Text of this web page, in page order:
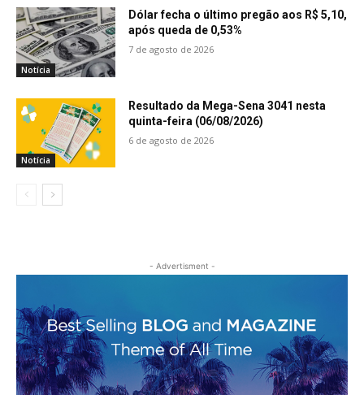
Notícia
Dólar fecha o último pregão aos R$ 5,10,
após queda de 0,53%
7 de agosto de 2026
Notícia
Resultado da Mega-Sena 3041 nesta
quinta-feira (06/08/2026)
6 de agosto de 2026
- Advertisment -